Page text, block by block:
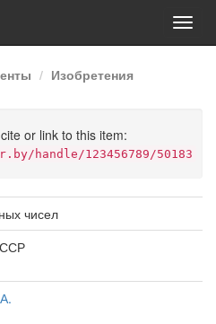
Изобретения
or link to this item:
handle/123456789/50183
чисел